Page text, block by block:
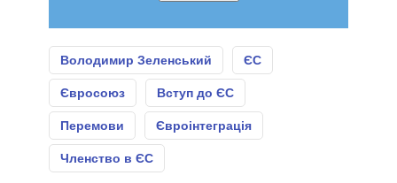
Володимир Зеленський ЄС
Євросоюз Вступ до ЄС
Перемови Євроінтеграція
Членство в ЄС